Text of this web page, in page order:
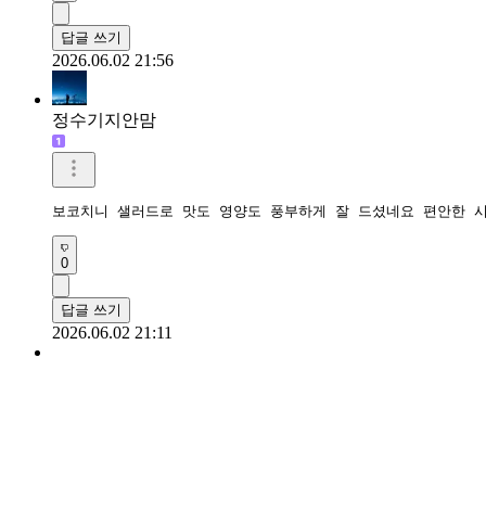
답글 쓰기
2026.06.02 21:56
정수기지안맘
보코치니 샐러드로 맛도 영양도 풍부하게 잘 드셨네요 편안한
0
답글 쓰기
2026.06.02 21:11